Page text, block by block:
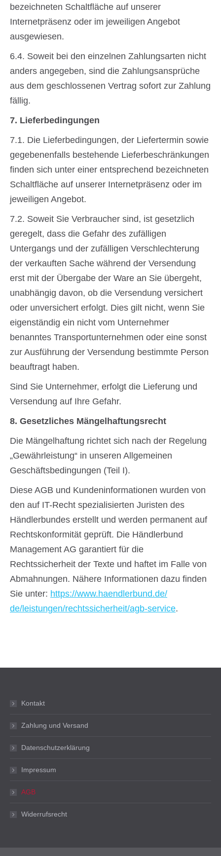
bezeichneten Schaltfläche auf unserer
Internetpräsenz oder im jeweiligen Angebot
ausgewiesen.
6.4. Soweit bei den einzelnen Zahlungsarten nicht
anders angegeben, sind die Zahlungsansprüche
aus dem geschlossenen Vertrag sofort zur Zahlung
fällig.
7. Lieferbedingungen
7.1. Die Lieferbedingungen, der Liefertermin sowie
gegebenenfalls bestehende Lieferbeschränkungen
finden sich unter einer entsprechend bezeichneten
Schaltfläche auf unserer Internetpräsenz oder im
jeweiligen Angebot.
7.2. Soweit Sie Verbraucher sind, ist gesetzlich
geregelt, dass die Gefahr des zufälligen
Untergangs und der zufälligen Verschlechterung
der verkauften Sache während der Versendung
erst mit der Übergabe der Ware an Sie übergeht,
unabhängig davon, ob die Versendung versichert
oder unversichert erfolgt. Dies gilt nicht, wenn Sie
eigenständig ein nicht vom Unternehmer
benanntes Transportunternehmen oder eine sonst
zur Ausführung der Versendung bestimmte Person
beauftragt haben.
Sind Sie Unternehmer, erfolgt die Lieferung und
Versendung auf Ihre Gefahr.
8. Gesetzliches Mängelhaftungsrecht
Die Mängelhaftung richtet sich nach der Regelung
„Gewährleistung“ in unseren Allgemeinen
Geschäftsbedingungen (Teil I).
Diese AGB und Kundeninformationen wurden von
den auf IT-Recht spezialisierten Juristen des
Händlerbundes erstellt und werden permanent auf
Rechtskonformität geprüft. Die Händlerbund
Management AG garantiert für die
Rechtssicherheit der Texte und haftet im Falle von
Abmahnungen. Nähere Informationen dazu finden
Sie unter: https://www.haendlerbund.de/
de/leistungen/rechtssicherheit/agb-service.
Kontakt
Zahlung und Versand
Datenschutzerklärung
Impressum
AGB
Widerrufsrecht